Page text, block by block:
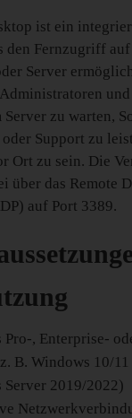
ist ein
den Fernzugriff auf
Server
Server zu warten,
Support zu
Ort zu sein. Die
über das Remote
auf Port 3389.
Pro-, Enterprise-
B. Windows 10/11
Server 2019/2022)